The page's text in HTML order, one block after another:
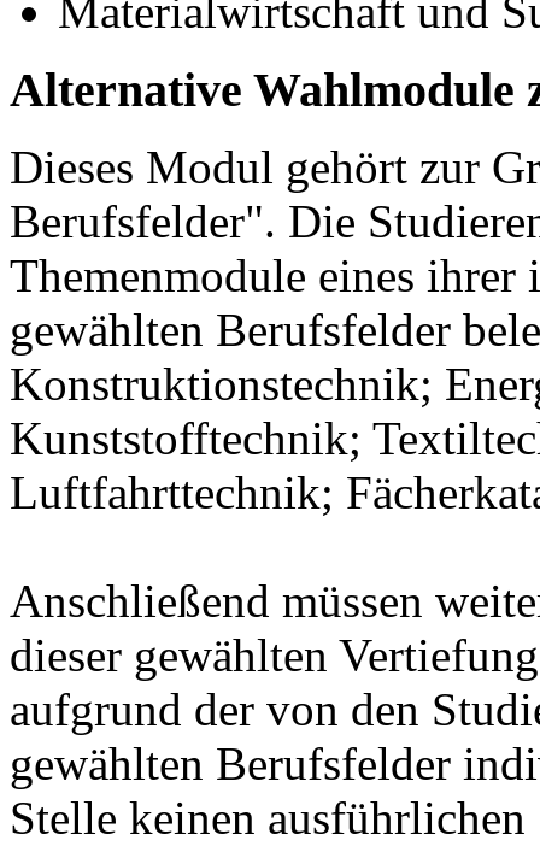
Materialwirtschaft und
Alternative Wahlmodule
Dieses Modul gehört zur
Berufsfelder". Die
Themenmodule eines ihrer
gewählten Berufsfelder
Konstruktionstechnik;
Kunststofftechnik;
Luftfahrttechnik;
Anschließend müssen
dieser gewählten
aufgrund der von den
gewählten Berufsfelder
Stelle keinen